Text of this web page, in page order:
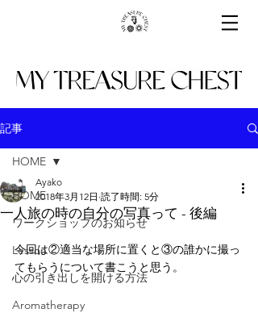
記事
HOME
ワークショップのお知らせ
Lesson
心の引き出しを開ける方法
Aromatherapy
HOME
一人旅の時の自分の写真って - 後編
Ayako
2018年3月12日 読了時間: 5分
今回は②適当な場所に置くと③の誰かに撮っ
てもらうについて書こうと思う。